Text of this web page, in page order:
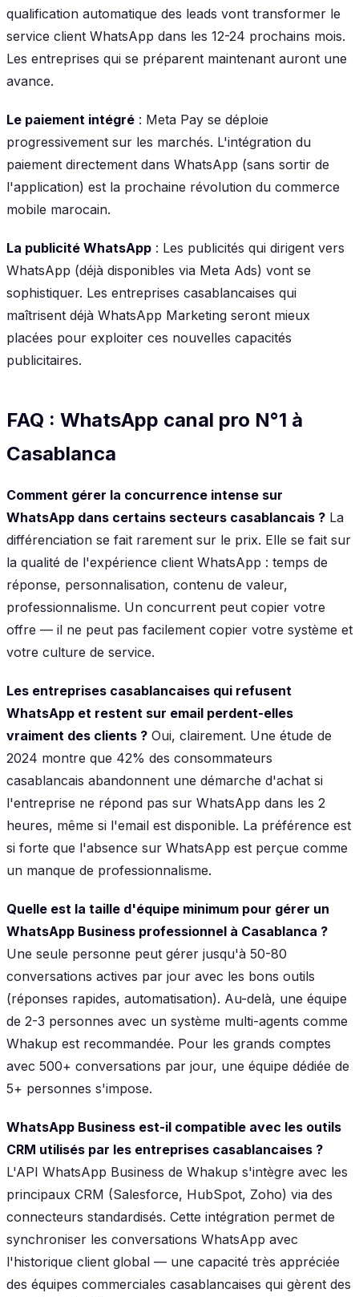
qualification automatique des leads vont transformer le
service client WhatsApp dans les 12-24 prochains mois.
Les entreprises qui se préparent maintenant auront une
avance.
Le paiement intégré : Meta Pay se déploie
progressivement sur les marchés. L'intégration du
paiement directement dans WhatsApp (sans sortir de
l'application) est la prochaine révolution du commerce
mobile marocain.
La publicité WhatsApp : Les publicités qui dirigent vers
WhatsApp (déjà disponibles via Meta Ads) vont se
sophistiquer. Les entreprises casablancaises qui
maîtrisent déjà WhatsApp Marketing seront mieux
placées pour exploiter ces nouvelles capacités
publicitaires.
FAQ : WhatsApp canal pro N°1 à
Casablanca
Comment gérer la concurrence intense sur
WhatsApp dans certains secteurs casablancais ? La
différenciation se fait rarement sur le prix. Elle se fait sur
la qualité de l'expérience client WhatsApp : temps de
réponse, personnalisation, contenu de valeur,
professionnalisme. Un concurrent peut copier votre
offre — il ne peut pas facilement copier votre système et
votre culture de service.
Les entreprises casablancaises qui refusent
WhatsApp et restent sur email perdent-elles
vraiment des clients ? Oui, clairement. Une étude de
2024 montre que 42% des consommateurs
casablancais abandonnent une démarche d'achat si
l'entreprise ne répond pas sur WhatsApp dans les 2
heures, même si l'email est disponible. La préférence est
si forte que l'absence sur WhatsApp est perçue comme
un manque de professionnalisme.
Quelle est la taille d'équipe minimum pour gérer un
WhatsApp Business professionnel à Casablanca ?
Une seule personne peut gérer jusqu'à 50-80
conversations actives par jour avec les bons outils
(réponses rapides, automatisation). Au-delà, une équipe
de 2-3 personnes avec un système multi-agents comme
Whakup est recommandée. Pour les grands comptes
avec 500+ conversations par jour, une équipe dédiée de
5+ personnes s'impose.
WhatsApp Business est-il compatible avec les outils
CRM utilisés par les entreprises casablancaises ?
L'API WhatsApp Business de Whakup s'intègre avec les
principaux CRM (Salesforce, HubSpot, Zoho) via des
connecteurs standardisés. Cette intégration permet de
synchroniser les conversations WhatsApp avec
l'historique client global — une capacité très appréciée
des équipes commerciales casablancaises qui gèrent des